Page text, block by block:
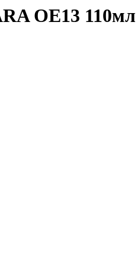
OE13 110мл